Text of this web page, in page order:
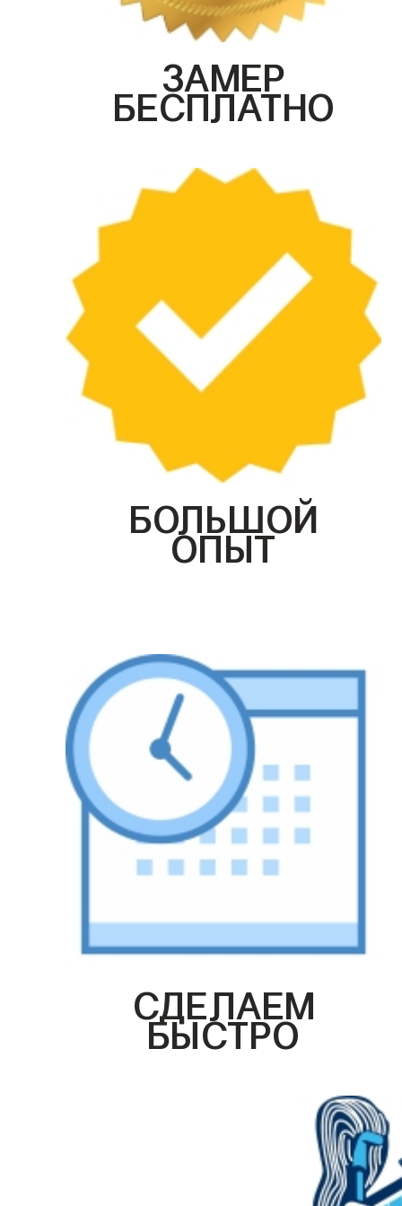
ЗАМЕР
БЕСПЛАТНО
БОЛЬШОЙ
ОПЫТ
СДЕЛАЕМ
БЫСТРО